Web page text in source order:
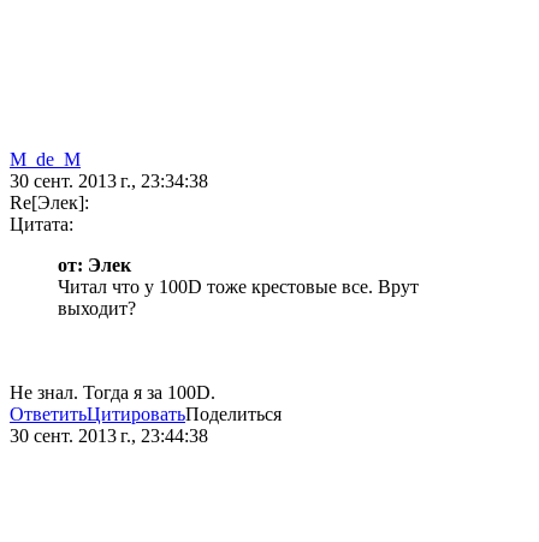
M_de_M
30 сент. 2013 г., 23:34:38
Re[Элек]:
Цитата:
от: Элек
Читал что у 100D тоже крестовые все. Врут
выходит?
Не знал. Тогда я за 100D.
ОтветитьЦитироватьПоделиться
30 сент. 2013 г., 23:44:38